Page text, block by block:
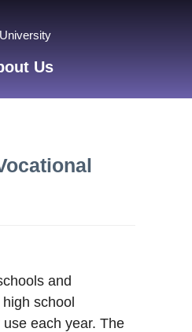
Us
and
school
each year. The